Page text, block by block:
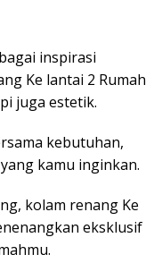
inspirasi
Ke lantai 2 Rumah
juga estetik.
kebutuhan,
kamu inginkan.
kolam renang Ke
eksklusif